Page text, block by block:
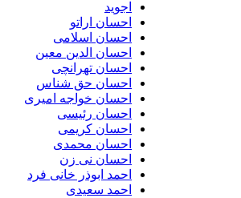
احسان اراتو
احسان اسلامی
احسان الدین معین
احسان تهرانچی
احسان حق شناس
احسان خواجه امیری
احسان رئیسی
احسان کریمی
احسان محمدی
احسان نی زن
احمد ابوذر خانی فرد
احمد سعیدی